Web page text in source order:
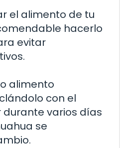
el alimento de tu
hacerlo
evitar
alimento
con el
varios días
se